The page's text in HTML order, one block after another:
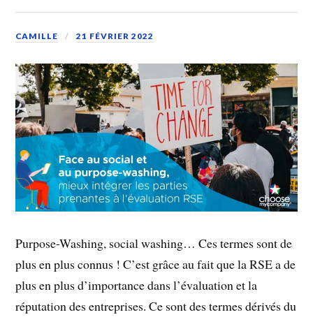
CAMILLE 21 FÉVRIER 2022
Purpose-Washing, social washing… Ces termes sont de
plus en plus connus ! C’est grâce au fait que la RSE a de
plus en plus d’importance dans l’évaluation et la
réputation des entreprises. Ce sont des termes dérivés du